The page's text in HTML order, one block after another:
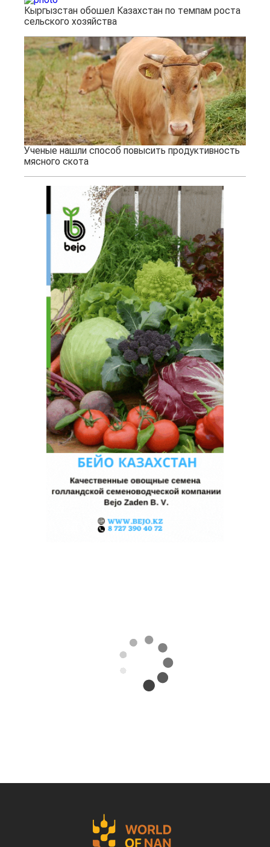
Кыргызстан обошел Казахстан по темпам роста
сельского хозяйства
Ученые нашли способ повысить продуктивность
мясного скота